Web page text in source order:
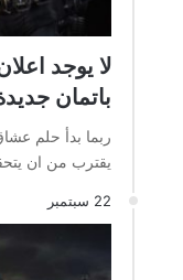
لا يوجد
باتمان
ربما بدأ حلم
يقترب من ان
22 سبتمبر